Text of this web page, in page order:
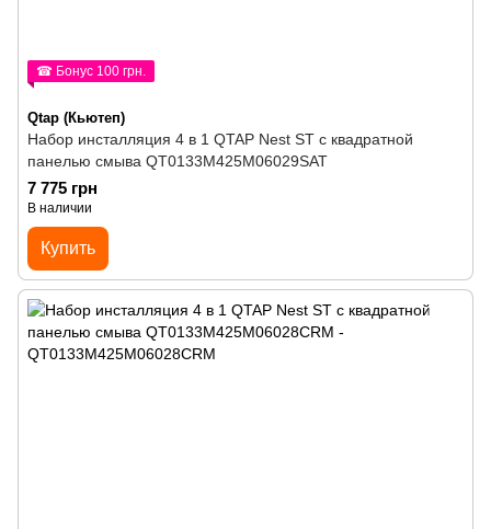
☎ Бонус 100 грн.
Qtap (Кьютеп)
Набор инсталляция 4 в 1 QTAP Nest ST с квадратной
панелью смыва QT0133M425M06029SAT
7 775 грн
В наличии
Купить